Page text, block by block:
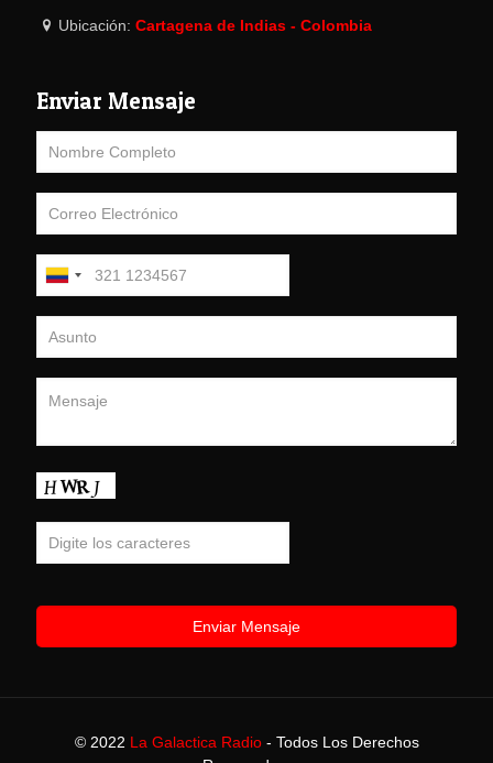
Ubicación: Cartagena de Indias - Colombia
Enviar Mensaje
© 2022 La Galactica Radio- Todos Los Derechos